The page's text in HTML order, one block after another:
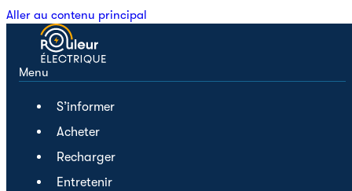
Aller au contenu principal
Menu
S’informer
Acheter
Recharger
Entretenir